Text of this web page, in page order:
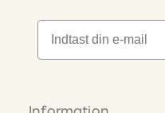
E-mailadresse